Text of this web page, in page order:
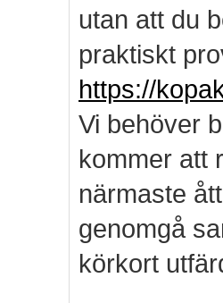
utan att du
praktiskt
https://
Vi behöver
kommer att
närmaste
genomgå
körkort